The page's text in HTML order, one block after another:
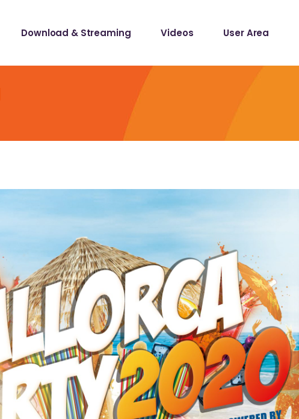
Download & Streaming
Mallotze Records
Videos User Area
Sampler